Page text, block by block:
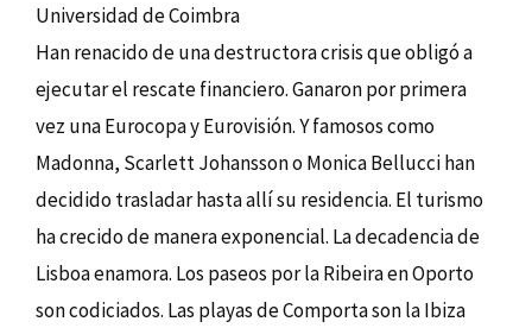
Universidad de Coimbra
Han renacido de una destructora crisis que obligó a
ejecutar el rescate financiero. Ganaron por primera
vez una Eurocopa y Eurovisión. Y famosos como
Madonna, Scarlett Johansson o Monica Bellucci han
decidido trasladar hasta allí su residencia. El turismo
ha crecido de manera exponencial. La decadencia de
Lisboa enamora. Los paseos por la Ribeira en Oporto
son codiciados. Las playas de Comporta son la Ibiza